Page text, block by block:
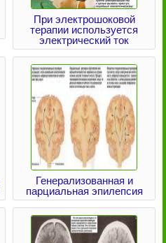
При электрошоковой
терапии используется
электрический ток
Генерализованная и
парциальная эпилепсия